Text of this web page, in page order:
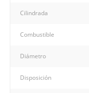
Cilindrada
Combustible
Diámetro
Disposición